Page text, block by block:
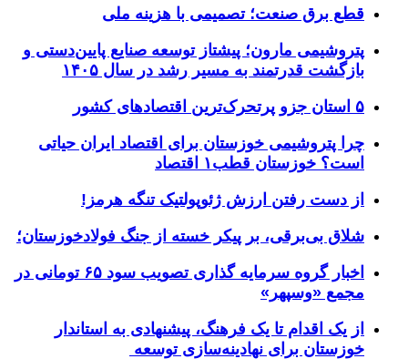
قطع برق صنعت؛ تصمیمی با هزینه ملی
پتروشیمی مارون؛ پیشتاز توسعه صنایع پایین‌دستی و
بازگشت قدرتمند به مسیر رشد در سال ۱۴۰۵
۵ استان جزو پرتحرک‌ترین اقتصاد‌های کشور
چرا پتروشیمی خوزستان برای اقتصاد ایران حیاتی
است؟ خوزستان قطب۱ اقتصاد
از دست رفتن ارزش ژئوپولتیک تنگه هرمز!
شلاق‌ بی‌برقی، بر پیکر خسته‌ از جنگ فولادخوزستان؛
اخبار گروه سرمایه گذاری تصویب سود ۶۵ تومانی در
مجمع «وسپهر»
از یک اقدام تا یک فرهنگ، پیشنهادی به استاندار
خوزستان برای نهادینه‌سازی توسعه